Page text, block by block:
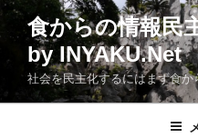
コ
食からの情報民
by INYAKU.Net
社会を民主化するにはまず食